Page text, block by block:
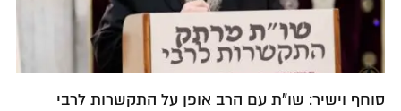
סוחף וישיר: שו"ת עם הרב אופן על התקשרות לרבי